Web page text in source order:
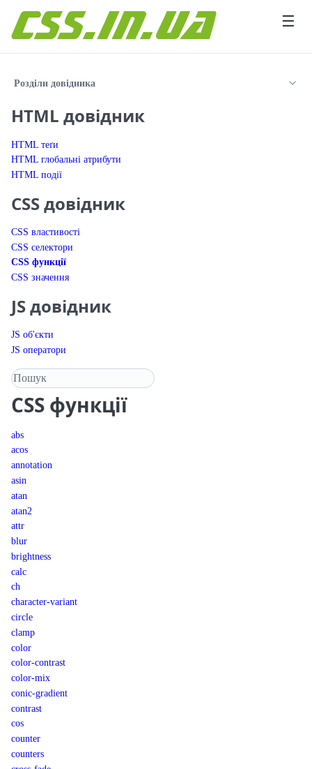
☰
Розділи довідника
HTML довідник
HTML теґи
HTML глобальні атрибути
HTML події
CSS довідник
CSS властивості
CSS селектори
CSS функції
CSS значення
JS довідник
JS об'єкти
JS оператори
Пошук у довіднику
CSS функції
abs
acos
annotation
asin
atan
atan2
attr
blur
brightness
calc
ch
character-variant
circle
clamp
color
color-contrast
color-mix
conic-gradient
contrast
cos
counter
counters